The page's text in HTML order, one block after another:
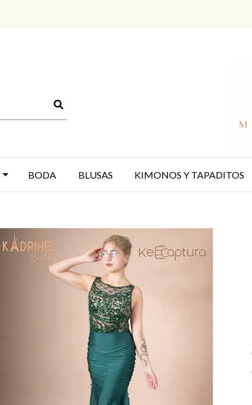
BODA BLUSAS KIMONOS Y TAPADITOS